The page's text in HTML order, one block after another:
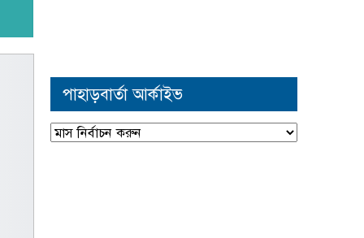
পাহাড়বার্তা আর্কাইভ
পাহাড়বার্তা
আর্কাইভ